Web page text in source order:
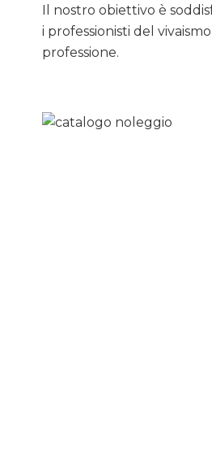
Il nostro obiettivo è
i professionisti del
professione.